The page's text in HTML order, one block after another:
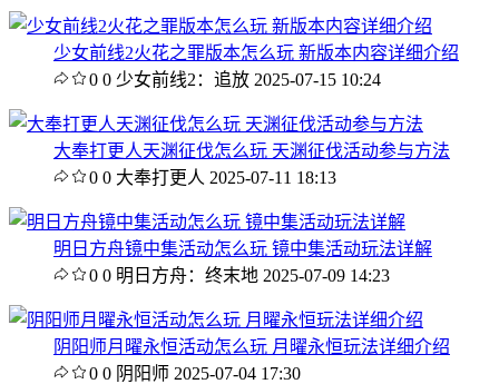
少女前线2火花之罪版本怎么玩 新版本内容详细介绍
0 0 少女前线2：追放 2025-07-15 10:24
大奉打更人天渊征伐怎么玩 天渊征伐活动参与方法
0 0 大奉打更人 2025-07-11 18:13
明日方舟镜中集活动怎么玩 镜中集活动玩法详解
0 0 明日方舟：终末地 2025-07-09 14:23
阴阳师月曜永恒活动怎么玩 月曜永恒玩法详细介绍
0 0 阴阳师 2025-07-04 17:30